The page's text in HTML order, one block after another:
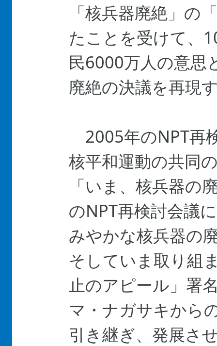
「核兵器廃絶」の
たことを受けて、
民6000万人の意思
廃絶の決議を再現
2005年のNPT再
核平和運動の共同
「いま、核兵器の
のNPT再検討会議
みやかな核兵器の
そしていま取り組
止のアピール」署
マ・ナガサキから
引き継ぎ、発展さ